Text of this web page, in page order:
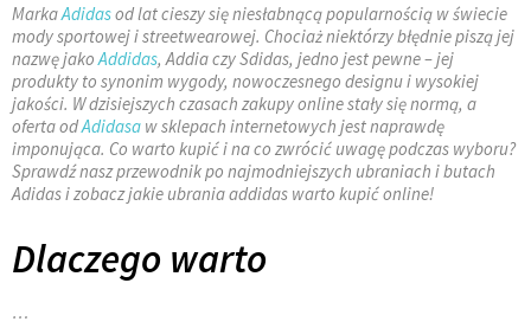
MarkaAdidasod lat cieszy się niesłabnącą popularnością w świecie
mody sportowej i streetwearowej. Chociaż niektórzy błędnie piszą jej
nazwę jakoAddidas, Addia czy Sdidas, jedno jest pewne – jej
produkty to synonim wygody, nowoczesnego designu i wysokiej
jakości. W dzisiejszych czasach zakupy online stały się normą, a
oferta odAdidasa w sklepach internetowych jest naprawdę
imponująca. Co warto kupić i na co zwrócić uwagę podczas wyboru?
Sprawdź nasz przewodnik po najmodniejszych ubraniach i butach
Adidas i zobacz jakie ubrania addidas warto kupić online!
Dlaczego warto
…